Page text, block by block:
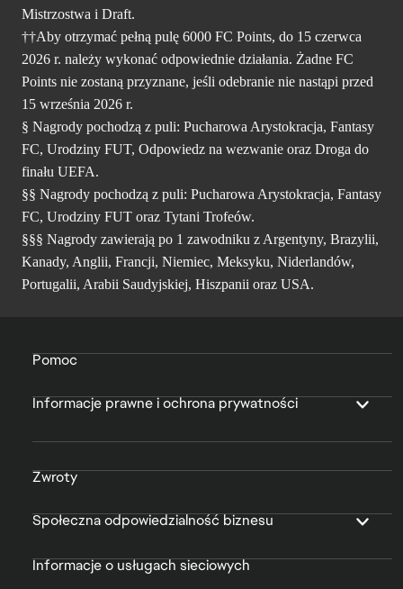
Mistrzostwa i Draft.
††Aby otrzymać pełną pulę 6000 FC Points, do 15 czerwca
2026 r. należy wykonać odpowiednie działania. Żadne FC
Points nie zostaną przyznane, jeśli odebranie nie nastąpi przed
15 września 2026 r.
§ Nagrody pochodzą z puli: Pucharowa Arystokracja, Fantasy
FC, Urodziny FUT, Odpowiedz na wezwanie oraz Droga do
finału UEFA.
§§ Nagrody pochodzą z puli: Pucharowa Arystokracja, Fantasy
FC, Urodziny FUT oraz Tytani Trofeów.
§§§ Nagrody zawierają po 1 zawodniku z Argentyny, Brazylii,
Kanady, Anglii, Francji, Niemiec, Meksyku, Niderlandów,
Portugalii, Arabii Saudyjskiej, Hiszpanii oraz USA.
Pomoc
Informacje prawne i ochrona prywatności
Zwroty
Społeczna odpowiedzialność biznesu
Informacje o usługach sieciowych